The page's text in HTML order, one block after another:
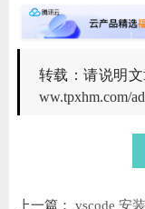
转载：请说明
ww.tpxhm.com/
上一篇：vscode 安